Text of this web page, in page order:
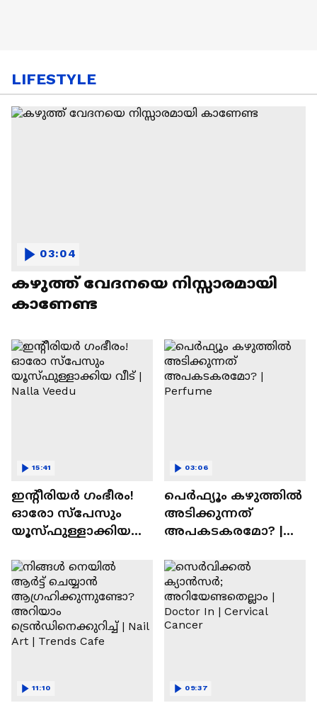
LIFESTYLE
കഴുത്ത് വേദനയെ നിസ്സാരമായി
കാണേണ്ട
03:04
ഇന്റീരിയർ ഗംഭീരം!
ഓരോ സ്‌പേസും
യൂസ്ഫുള്ളാക്കിയ
15:41
പെർഫ്യൂം കഴുത്തിൽ
അടിക്കുന്നത്
അപകടകരമോ? |
03:06
11:10 09:37